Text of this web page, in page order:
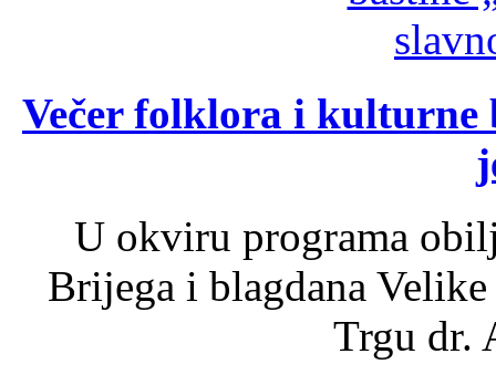
Večer folklora i kulturne
U okviru programa
Brijega i blagdana
Trgu dr.